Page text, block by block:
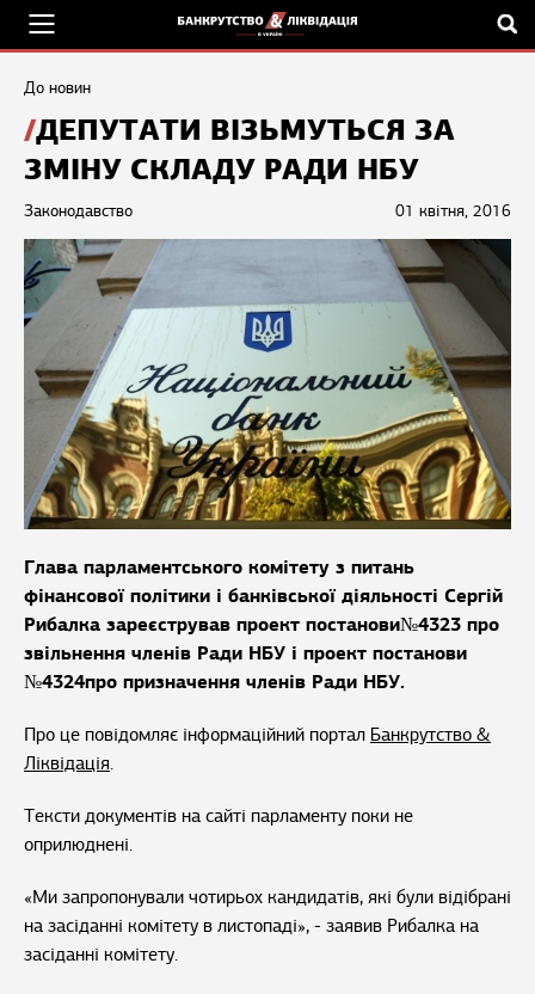
До новин
ДЕПУТАТИ ВІЗЬМУТЬСЯ ЗА
ЗМІНУ СКЛАДУ РАДИ НБУ
01 квітня, 2016
Законодавство
Глава парламентського комітету з питань
фінансової політики і банківської діяльності Сергій
Рибалка зареєстрував проект постанови№4323 про
звільнення членів Ради НБУ і проект постанови
№4324про призначення членів Ради НБУ.
Про це повідомляє інформаційний портал Банкрутство &
Ліквідація.
Тексти документів на сайті парламенту поки не
оприлюднені.
«Ми запропонували чотирьох кандидатів, які були відібрані
на засіданні комітету в листопаді», - заявив Рибалка на
засіданні комітету.